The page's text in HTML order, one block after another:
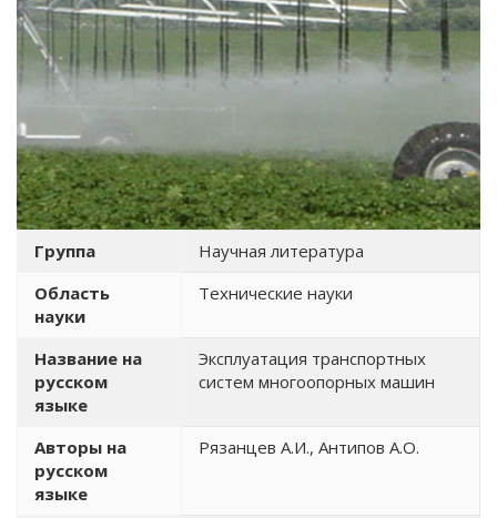
Группа
Научная литература
Область
науки
Технические науки
Название на
русском
языке
Эксплуатация транспортных
систем многоопорных машин
Авторы на
русском
языке
Рязанцев А.И., Антипов А.О.